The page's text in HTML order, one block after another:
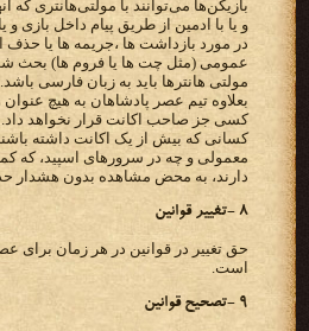
بازیکن‌ها می‌توانند با مولتی‌هانتری که
و یا با ادمین از طریق پیام داخل بازی و
در مورد بازداشت ها ،جریمه ها یا حذف
عمومی (مثل چت ها یا فروم ها) بحث
مولتی هانترها باید به زبان فارسی باشد.
بعلاوه تیم عصر پادشاهان به هیچ عنوان
کسی جز صاحب اکانت قرار نخواهد داد.
کسانی که بیش از یک اکانت داشته
دارند، به محض مشاهده بدون هشدار
۸ -تغییر قوانین
حق تغییر در قوانین در هر زمان برای
است.
۹ -تصحیح قوانین